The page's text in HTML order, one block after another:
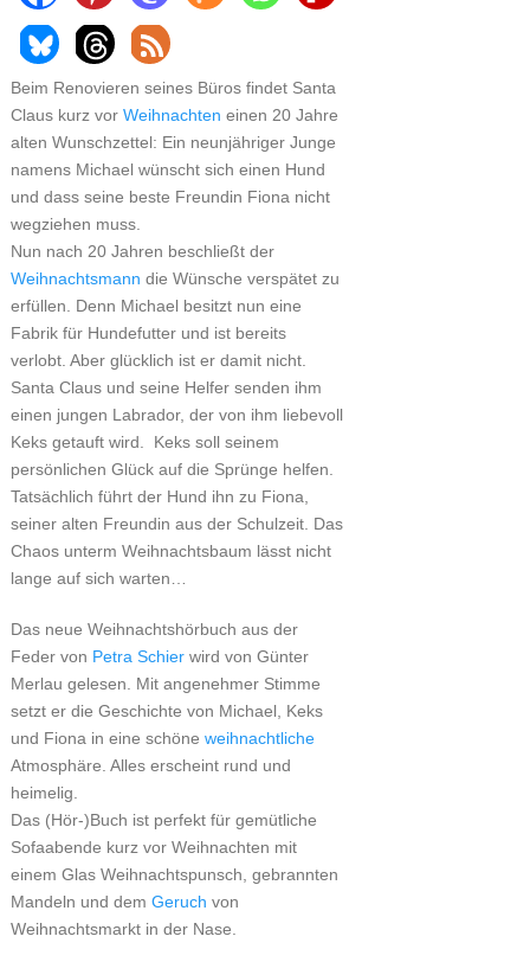
Beim Renovieren seines Büros findet Santa
Claus kurz vor Weihnachten einen 20 Jahre
alten Wunschzettel: Ein neunjähriger Junge
namens Michael wünscht sich einen Hund
und dass seine beste Freundin Fiona nicht
wegziehen muss.
Nun nach 20 Jahren beschließt der
Weihnachtsmann die Wünsche verspätet zu
erfüllen. Denn Michael besitzt nun eine
Fabrik für Hundefutter und ist bereits
verlobt. Aber glücklich ist er damit nicht.
Santa Claus und seine Helfer senden ihm
einen jungen Labrador, der von ihm liebevoll
Keks getauft wird. Keks soll seinem
persönlichen Glück auf die Sprünge helfen.
Tatsächlich führt der Hund ihn zu Fiona,
seiner alten Freundin aus der Schulzeit. Das
Chaos unterm Weihnachtsbaum lässt nicht
lange auf sich warten…
Das neue Weihnachtshörbuch aus der
Feder von Petra Schierwird von Günter
Merlau gelesen. Mit angenehmer Stimme
setzt er die Geschichte von Michael, Keks
und Fiona in eine schöne weihnachtliche
Atmosphäre. Alles erscheint rund und
heimelig.
Das (Hör-)Buch ist perfekt für gemütliche
Sofaabende kurz vor Weihnachten mit
einem Glas Weihnachtspunsch, gebrannten
Mandeln und dem Geruch von
Weihnachtsmarkt in der Nase.